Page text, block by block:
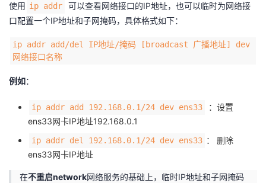
博
客
的
论
坛
我
的
圈
我
的
我
我
的
我
使用 ip addr
可以查看网络接口的IP地址，也可以临时为网络接
口配置一个IP地址和子网掩码，具体格式如下：
ip addr add/del IP地址/掩码 [broadcast 广播地址] dev
网络接口名称
例如：
ip addr add 192.168.0.1/24 dev ens33
：设置
ens33网卡IP地址192.168.0.1
ip addr del 192.168.0.1/24 dev ens33 ： 删除
ens33网卡IP地址
在不重启network网络服务的基础上，临时IP地址和子网掩码